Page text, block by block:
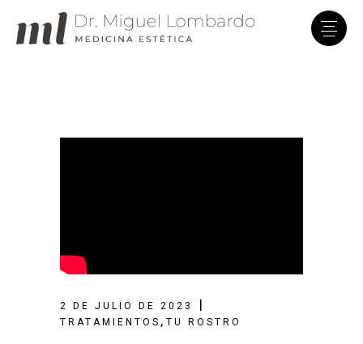
2 DE JULIO DE 2023
TRATAMIENTOS , TU ROSTRO